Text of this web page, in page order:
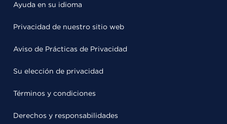
Ayuda en su idioma
Privacidad de nuestro sitio web
Aviso de Prácticas de Privacidad
Su elección de privacidad
Términos y condiciones
Derechos y responsabilidades